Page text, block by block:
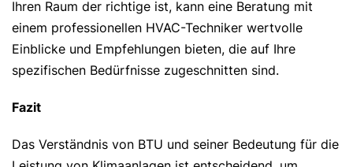
Ihren Raum der richtige ist, kann eine Beratung mit
einem professionellen HVAC-Techniker wertvolle
Einblicke und Empfehlungen bieten, die auf Ihre
spezifischen Bedürfnisse zugeschnitten sind.
Fazit
Das Verständnis von BTU und seiner Bedeutung für die